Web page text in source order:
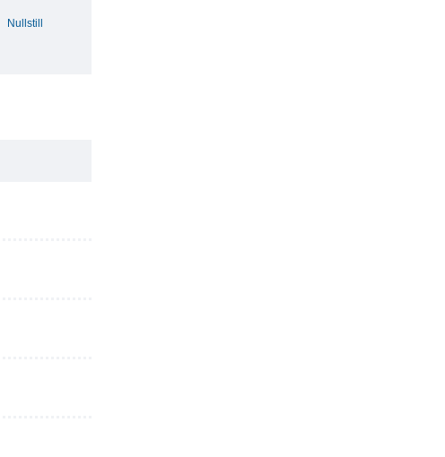
Nullstill